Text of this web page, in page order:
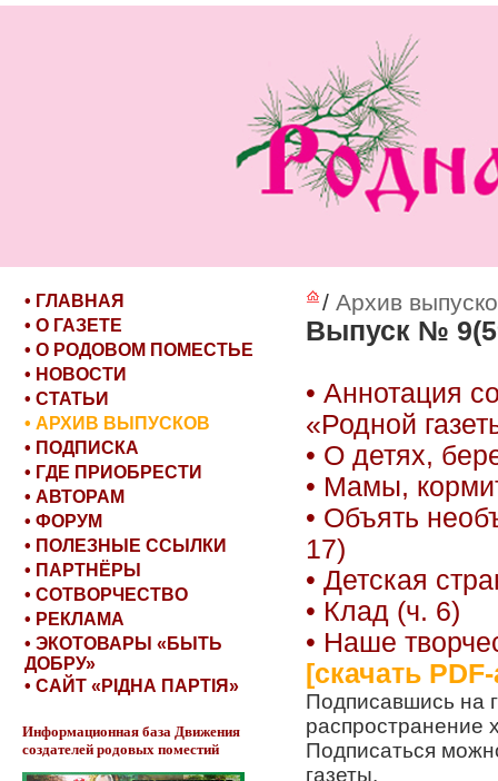
• ГЛАВНАЯ
• О ГАЗЕТЕ
• О РОДОВОМ ПОМЕСТЬЕ
• НОВОСТИ
• СТАТЬИ
• АРХИВ ВЫПУСКОВ
• ПОДПИСКА
• ГДЕ ПРИОБРЕСТИ
• АВТОРАМ
• ФОРУМ
• ПОЛЕЗНЫЕ ССЫЛКИ
• ПАРТНЁРЫ
• СОТВОРЧЕСТВО
• РЕКЛАМА
• ЭКОТОВАРЫ «БЫТЬ
ДОБРУ»
• САЙТ «РІДНА ПАРТІЯ»
Информационная база Движения
создателей родовых поместий
/ Архив
Выпуск №
• Аннотация
«Родной
• О детях,
• Мамы,
• Объять
17)
• Детская
• Клад (ч. 6)
• Наше
[скачать
Подписавшись на
распространение
Подписаться
газеты.